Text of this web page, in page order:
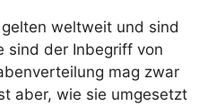
weltweit und sind
sind der Inbegriff von
mag zwar
aber, wie sie umgesetzt